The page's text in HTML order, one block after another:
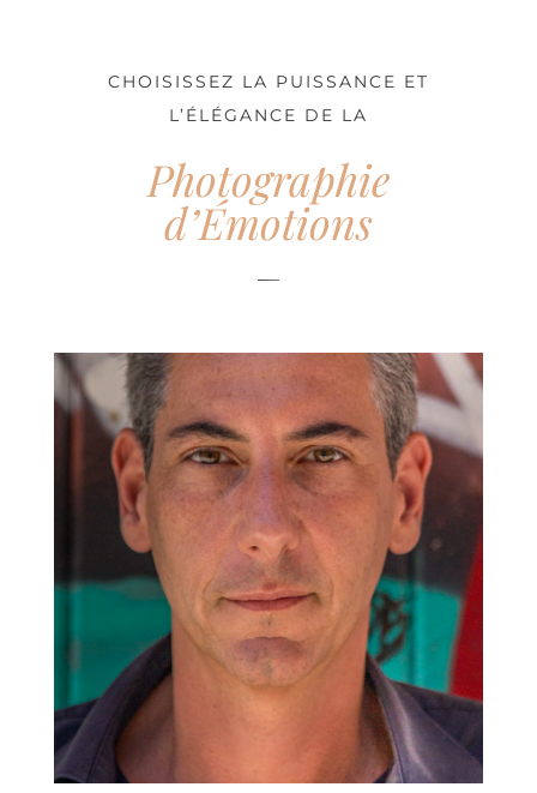
CHOISISSEZ LA PUISSANCE ET
L’ÉLÉGANCE DE LA
Photographie
d’Émotions